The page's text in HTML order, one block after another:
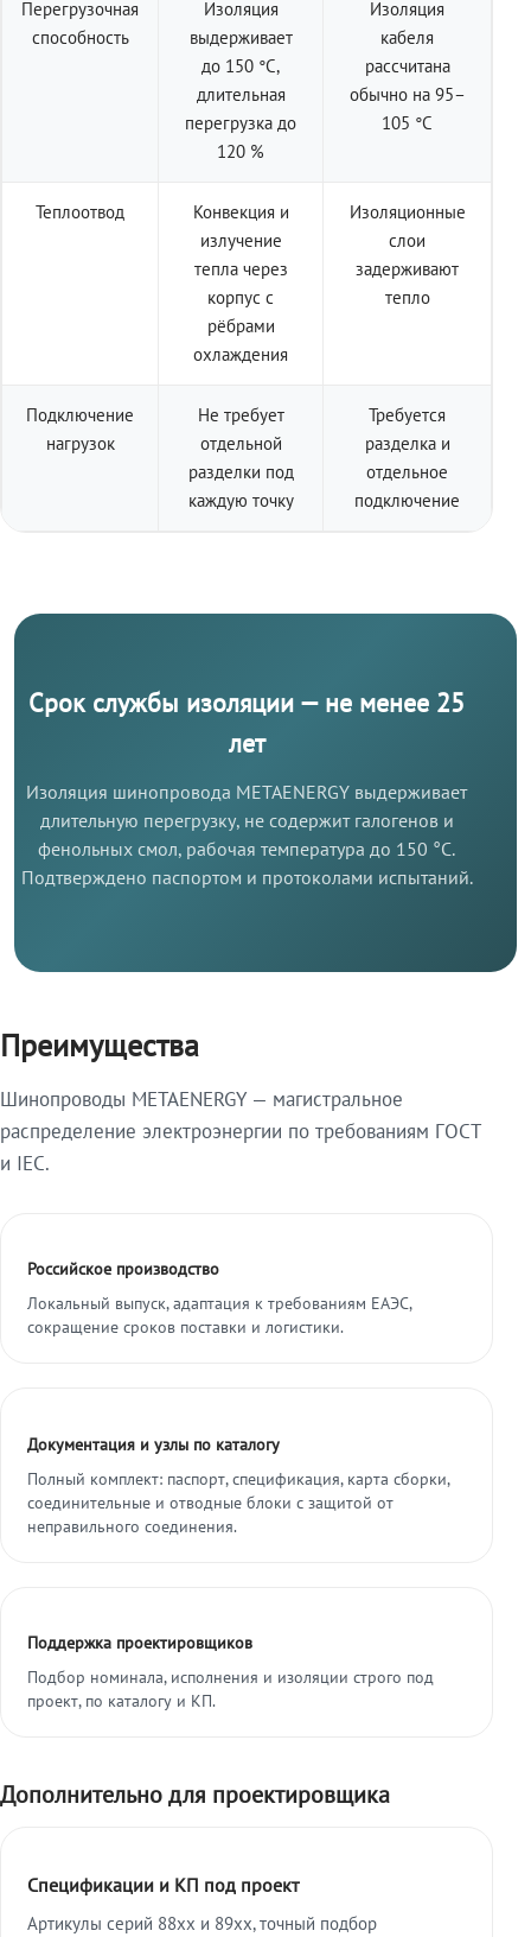
Перегрузочная
способность
Изоляция
выдерживает
до 150 °C,
длительная
перегрузка до
120 %
Изоляция
кабеля
рассчитана
обычно на 95–
105 °C
Теплоотвод
Конвекция и
излучение
тепла через
корпус с
рёбрами
охлаждения
Изоляционные
слои
задерживают
тепло
Подключение
нагрузок
Не требует
отдельной
разделки под
каждую точку
Требуется
разделка и
отдельное
подключение
Срок службы изоляции — не менее 25
лет
Изоляция шинопровода METAENERGY выдерживает
длительную перегрузку, не содержит галогенов и
фенольных смол, рабочая температура до 150 °C.
Подтверждено паспортом и протоколами испытаний.
Преимущества
Шинопроводы METAENERGY — магистральное
распределение электроэнергии по требованиям ГОСТ
и IEC.
Российское производство
Локальный выпуск, адаптация к требованиям ЕАЭС,
сокращение сроков поставки и логистики.
Документация и узлы по каталогу
Полный комплект: паспорт, спецификация, карта сборки,
соединительные и отводные блоки с защитой от
неправильного соединения.
Поддержка проектировщиков
Подбор номинала, исполнения и изоляции строго под
проект, по каталогу и КП.
Дополнительно для проектировщика
Спецификации и КП под проект
Артикулы серий 88xx и 89xx, точный подбор